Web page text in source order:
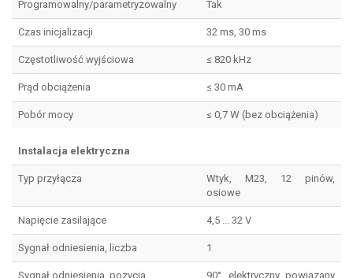
Programowalny/parametryzowalny Tak
Czas inicjalizacji 32 ms, 30 ms
Częstotliwość wyjściowa ≤ 820 kHz
Prąd obciążenia ≤ 30 mA
Pobór mocy ≤ 0,7 W (bez obciążenia)
Instalacja elektryczna
Typ przyłącza
Wtyk, M23, 12 pinów,
osiowe
Napięcie zasilające 4,5 ... 32 V
Sygnał odniesienia, liczba 1
Sygnał odniesienia, pozycja 90°, elektryczny, powiązany